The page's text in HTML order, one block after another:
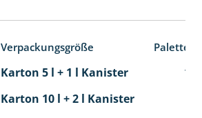
Verpackungsgröße
Karton 5 l + 1 l Kanister
115
Karton 10 l + 2 l Kanister